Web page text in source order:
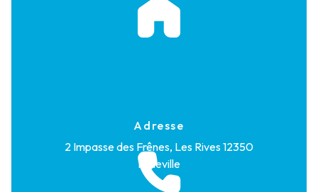
Adresse
2 Impasse des Frênes, Les Rives12350
Maleville